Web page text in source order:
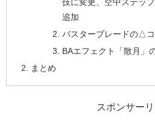
追加
バスターブレードの△
BAエフェクト「散月」
まとめ
スポンサー